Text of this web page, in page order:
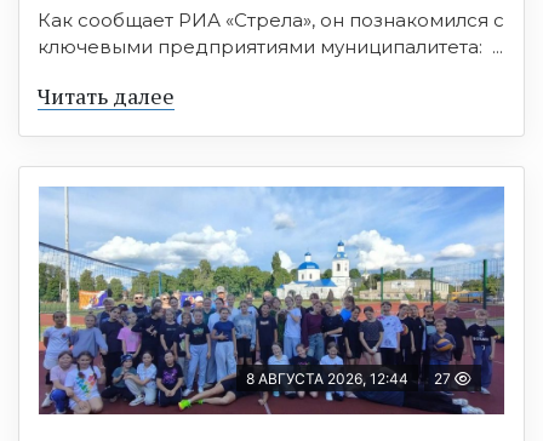
Как сообщает РИА «Стрела», он познакомился с
ключевыми предприятиями муниципалитета: ...
Читать далее
8 АВГУСТА 2026, 12:44 27